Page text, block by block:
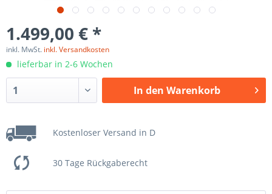
1.499,00 € *
inkl. MwSt. inkl. Versandkosten
lieferbar in 2-6 Wochen
In den Warenkorb
Kostenloser Versand in D
30 Tage Rückgaberecht